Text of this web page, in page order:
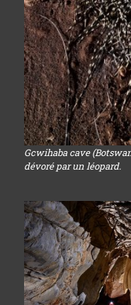
Gcwihaba cave
dévoré par un léopard.